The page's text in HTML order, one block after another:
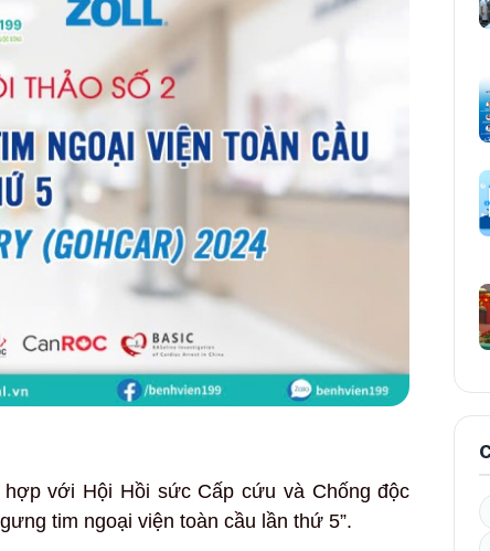
với Hội Hồi sức Cấp cứu và Chống độc
tim ngoại viện toàn cầu lần thứ 5”.